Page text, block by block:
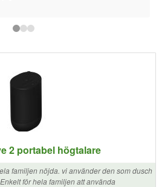
gediget byggd. Valde den här istället för
2 portabel högtalare
familjen nöjda. vi använder den som dusch
för hela familjen att använda